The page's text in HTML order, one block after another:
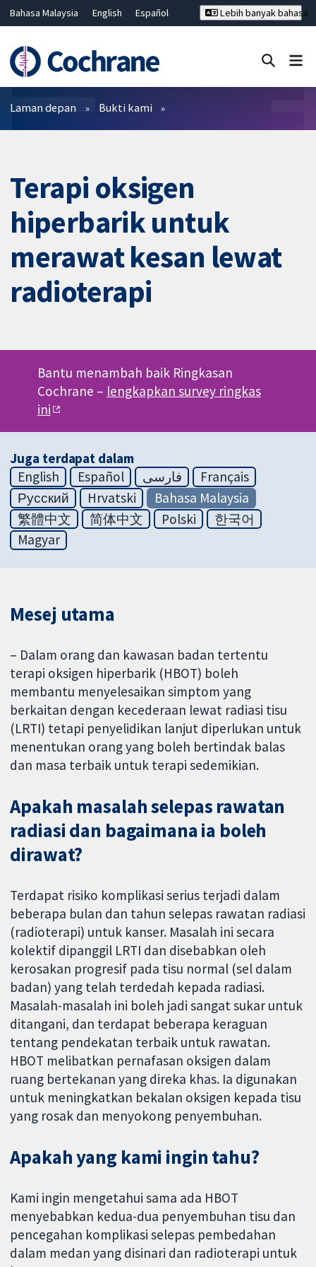
Bahasa Malaysia English
Español
Hrvatski
Deutsch ไทย
繁體中文
简体中文
Lebih banyak bahasa
Penapis
Laman depan Bukti kami
Terapi oksigen
hiperbarik untuk
merawat kesan lewat
radioterapi
Bantu menambah baik Ringkasan
Cochrane – lengkapkan survey ringkas
ini
Juga terdapat dalam
English
Español فارسی
Français
Русский
Hrvatski
Bahasa Malaysia
繁體中文
简体中文 Polski
한국어
Magyar
Mesej utama
– Dalam orang dan kawasan badan tertentu
terapi oksigen hiperbarik (HBOT) boleh
membantu menyelesaikan simptom yang
berkaitan dengan kecederaan lewat radiasi tisu
(LRTI) tetapi penyelidikan lanjut diperlukan untuk
menentukan orang yang boleh bertindak balas
dan masa terbaik untuk terapi sedemikian.
Apakah masalah selepas rawatan
radiasi dan bagaimana ia boleh
dirawat?
Terdapat risiko komplikasi serius terjadi dalam
beberapa bulan dan tahun selepas rawatan radiasi
(radioterapi) untuk kanser. Masalah ini secara
kolektif dipanggil LRTI dan disebabkan oleh
kerosakan progresif pada tisu normal (sel dalam
badan) yang telah terdedah kepada radiasi.
Masalah-masalah ini boleh jadi sangat sukar untuk
ditangani, dan terdapat beberapa keraguan
tentang pendekatan terbaik untuk rawatan.
HBOT melibatkan pernafasan oksigen dalam
ruang bertekanan yang direka khas. Ia digunakan
untuk meningkatkan bekalan oksigen kepada tisu
yang rosak dan menyokong penyembuhan.
Apakah yang kami ingin tahu?
Kami ingin mengetahui sama ada HBOT
menyebabkan kedua-dua penyembuhan tisu dan
pencegahan komplikasi selepas pembedahan
dalam medan yang disinari dan radioterapi untuk